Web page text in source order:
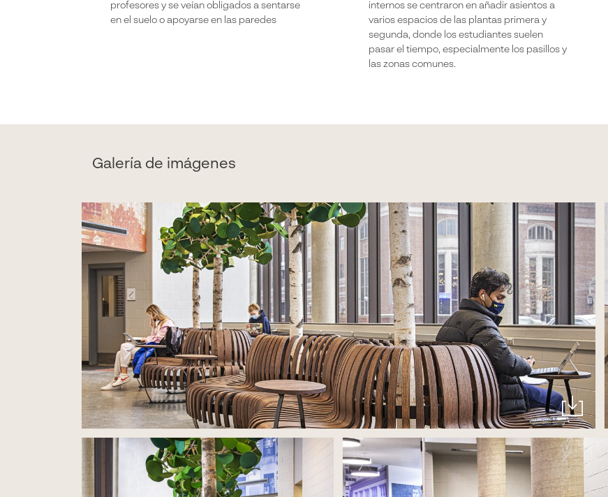
profesores y se veían obligados a sentarse
en el suelo o apoyarse en las paredes
internos se centraron en añadir asientos a
varios espacios de las plantas primera y
segunda, donde los estudiantes suelen
pasar el tiempo, especialmente los pasillos y
las zonas comunes.
Galería de imágenes